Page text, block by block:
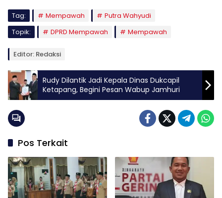
Tag: Mempawah
Putra Wahyudi
Topik:
DPRD Mempawah Mempawah
Editor: Redaksi
Rudy Dilantik Jadi Kepala Dinas Dukcapil
Ketapang, Begini Pesan Wabup Jamhuri
Pos Terkait